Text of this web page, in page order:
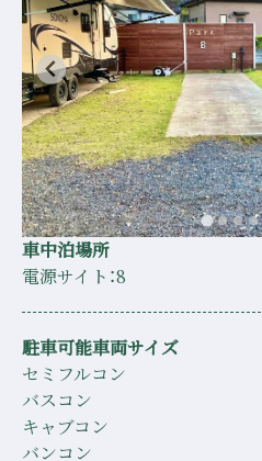
車中泊場所
電源サイト：8
駐車可能車両サイズ
セミフルコン
バスコン
キャブコン
バンコン